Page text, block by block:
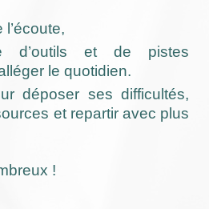
d’outils et de pistes
le quotidien.
déposer ses difficultés,
et repartir avec plus
!